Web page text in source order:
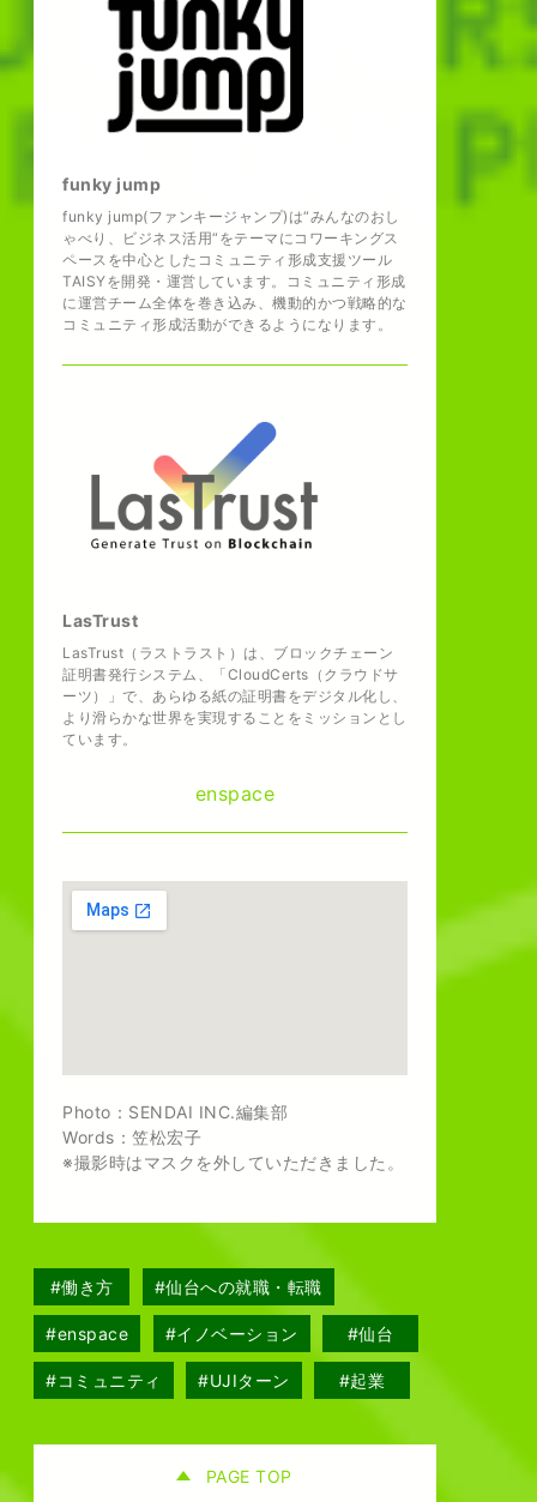
funky jump
funky jump(ファンキージャンプ)は“みんなのおし
ゃべり、ビジネス活用“をテーマにコワーキングス
ペースを中心としたコミュニティ形成支援ツール
TAISYを開発・運営しています。コミュニティ形成
に運営チーム全体を巻き込み、機動的かつ戦略的な
コミュニティ形成活動ができるようになります。
LasTrust
LasTrust（ラストラスト）は、ブロックチェーン
証明書発行システム、「CloudCerts（クラウドサ
ーツ）」で、あらゆる紙の証明書をデジタル化し、
より滑らかな世界を実現することをミッションとし
ています。
enspace
Photo：SENDAI INC.編集部
Words：笠松宏子
※撮影時はマスクを外していただきました。
#働き方 #仙台への就職・転職
#enspace #イノベーション #仙台
#コミュニティ #UJIターン #起業
PAGE TOP